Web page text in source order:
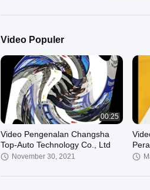
Video Populer
00:25
Video Pengenalan Changsha
Top-Auto Technology Co., Ltd
November 30, 2021